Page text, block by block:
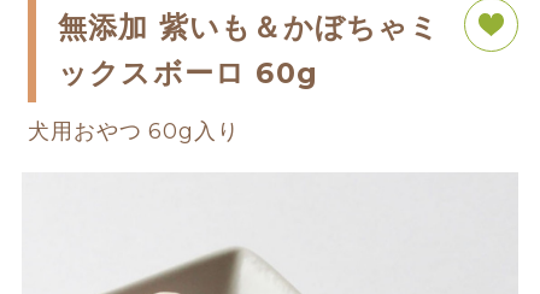
犬用おやつ 60g入り
無添加 紫いも＆かぼちゃミ
ックスボーロ 60g